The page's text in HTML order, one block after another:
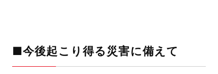
■今後起こり得る災害に備えて